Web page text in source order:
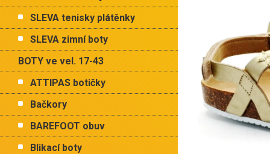
n
l
SLEVA tenisky plátěnky
SLEVA zimní boty
BOTY ve vel. 17-43
ATTIPAS botičky
Bačkory
BAREFOOT obuv
Blikací boty